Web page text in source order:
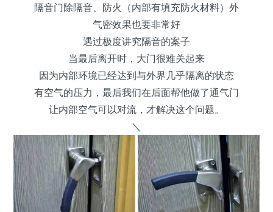
隔音门除隔音、防火（内部有填充防火材料）外
气密效果也要非常好
遇过极度讲究隔音的案子
当最后离开时，大门很难关起来
因为内部环境已经达到与外界几乎隔离的状态
有空气的压力，最后我们在后面帮他做了通气门
让内部空气可以对流，才解决这个问题。
＼